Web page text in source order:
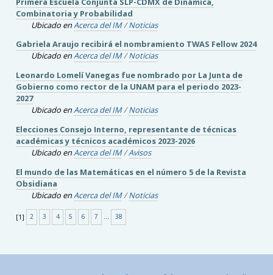
Combinatoria y Probabilidad
Ubicado en Acerca del IM/Noticias
Gabriela Araujo recibirá el nombramiento TWAS Fellow 2024
Ubicado enAcerca del IM/Noticias
Leonardo Lomelí Vanegas fue nombrado por La Junta de
Gobierno como rector de la UNAM para el periodo 2023-
2027
Ubicado enAcerca del IM/Noticias
Elecciones Consejo Interno, representante de técnicas
académicas y técnicos académicos 2023-2026
Ubicado enAcerca del IM/Avisos
El mundo de las Matemáticas en el número 5 de la Revista
Obsidiana
Ubicado enAcerca del IM/Noticias
[1] 2 3 4 5 6 7 ... 38